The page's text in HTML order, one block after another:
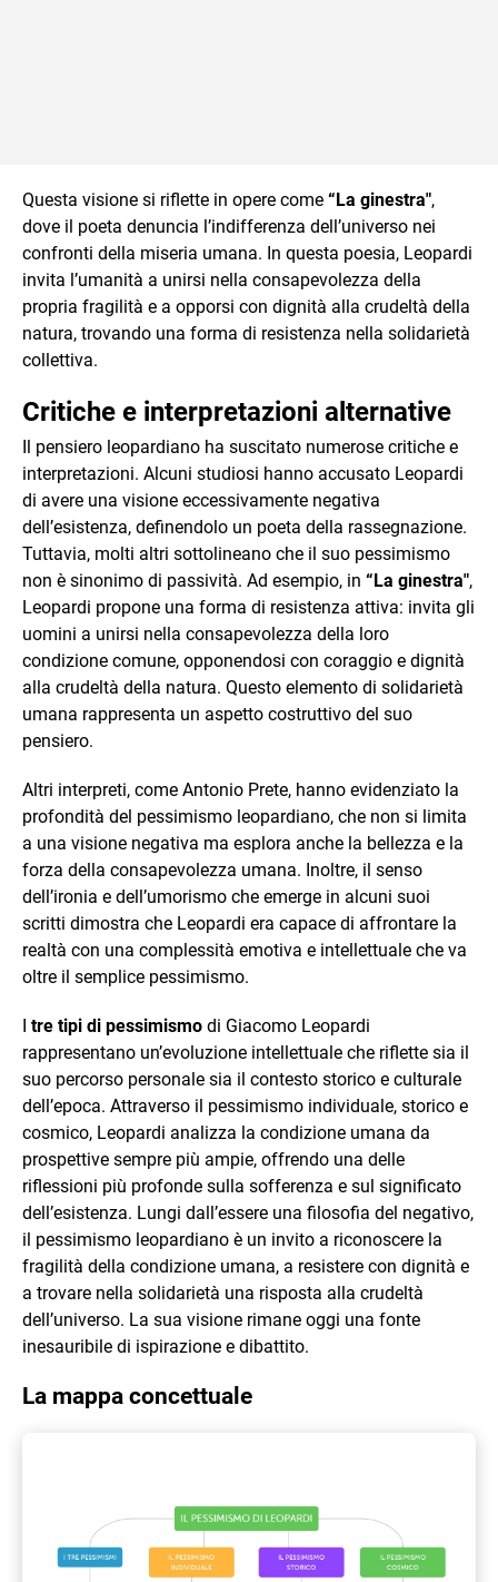
Questa visione si riflette in opere come “La ginestra",
dove il poeta denuncia l’indifferenza dell’universo nei
confronti della miseria umana. In questa poesia, Leopardi
invita l’umanità a unirsi nella consapevolezza della
propria fragilità e a opporsi con dignità alla crudeltà della
natura, trovando una forma di resistenza nella solidarietà
collettiva.
Critiche e interpretazioni alternative
Il pensiero leopardiano ha suscitato numerose critiche e
interpretazioni. Alcuni studiosi hanno accusato Leopardi
di avere una visione eccessivamente negativa
dell’esistenza, definendolo un poeta della rassegnazione.
Tuttavia, molti altri sottolineano che il suo pessimismo
non è sinonimo di passività. Ad esempio, in “La ginestra",
Leopardi propone una forma di resistenza attiva: invita gli
uomini a unirsi nella consapevolezza della loro
condizione comune, opponendosi con coraggio e dignità
alla crudeltà della natura. Questo elemento di solidarietà
umana rappresenta un aspetto costruttivo del suo
pensiero.
Altri interpreti, come Antonio Prete, hanno evidenziato la
profondità del pessimismo leopardiano, che non si limita
a una visione negativa ma esplora anche la bellezza e la
forza della consapevolezza umana. Inoltre, il senso
dell’ironia e dell’umorismo che emerge in alcuni suoi
scritti dimostra che Leopardi era capace di affrontare la
realtà con una complessità emotiva e intellettuale che va
oltre il semplice pessimismo.
I tre tipi di pessimismo di Giacomo Leopardi
rappresentano un’evoluzione intellettuale che riflette sia il
suo percorso personale sia il contesto storico e culturale
dell’epoca. Attraverso il pessimismo individuale, storico e
cosmico, Leopardi analizza la condizione umana da
prospettive sempre più ampie, offrendo una delle
riflessioni più profonde sulla sofferenza e sul significato
dell’esistenza. Lungi dall’essere una filosofia del negativo,
il pessimismo leopardiano è un invito a riconoscere la
fragilità della condizione umana, a resistere con dignità e
a trovare nella solidarietà una risposta alla crudeltà
dell’universo. La sua visione rimane oggi una fonte
inesauribile di ispirazione e dibattito.
La mappa concettuale